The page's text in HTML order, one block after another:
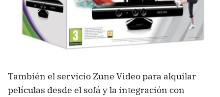
También el servicio Zune Video para alquilar
películas desde el sofá y la integración con